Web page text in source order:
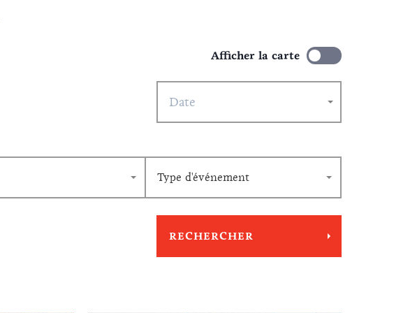
Afficher la carte
Type d'événement
RECHERCHER